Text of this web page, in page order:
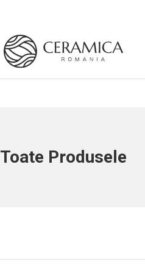
Toate Produsele